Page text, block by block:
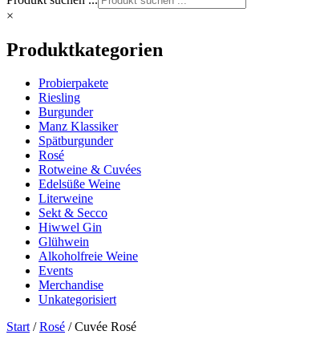
×
Produktkategorien
Probierpakete
Riesling
Burgunder
Manz Klassiker
Spätburgunder
Rosé
Rotweine & Cuvées
Edelsüße Weine
Literweine
Sekt & Secco
Hiwwel Gin
Glühwein
Alkoholfreie Weine
Events
Merchandise
Unkategorisiert
Start/Rosé / Cuvée Rosé